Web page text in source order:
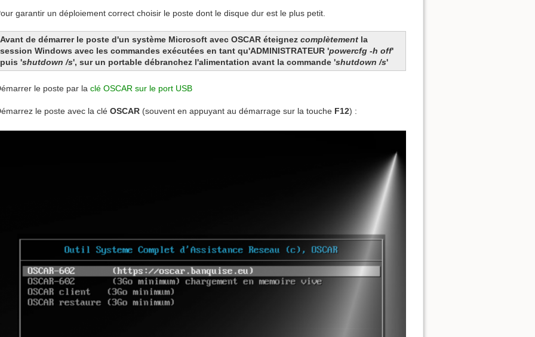
garantir un déploiement correct choisir le poste dont le disque dur est le plus petit.
Avant de démarrer le poste d'un système Microsoft avec OSCAR éteignez complètement la
session Windows avec les commandes exécutées en tant qu'ADMINISTRATEUR 'powercfg -h off'
puis 'shutdown /s', sur un portable débranchez l'alimentation avant la commande 'shutdown /s'
le poste par la clé OSCAR sur le port USB
le poste avec la clé OSCAR (souvent en appuyant au démarrage sur la touche F12) :